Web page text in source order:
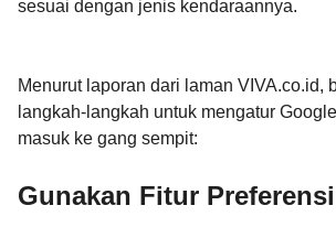
sesuai dengan jenis kendaraannya.
Menurut laporan dari laman VIVA.co.id,
langkah-langkah untuk mengatur
masuk ke gang sempit:
Gunakan Fitur